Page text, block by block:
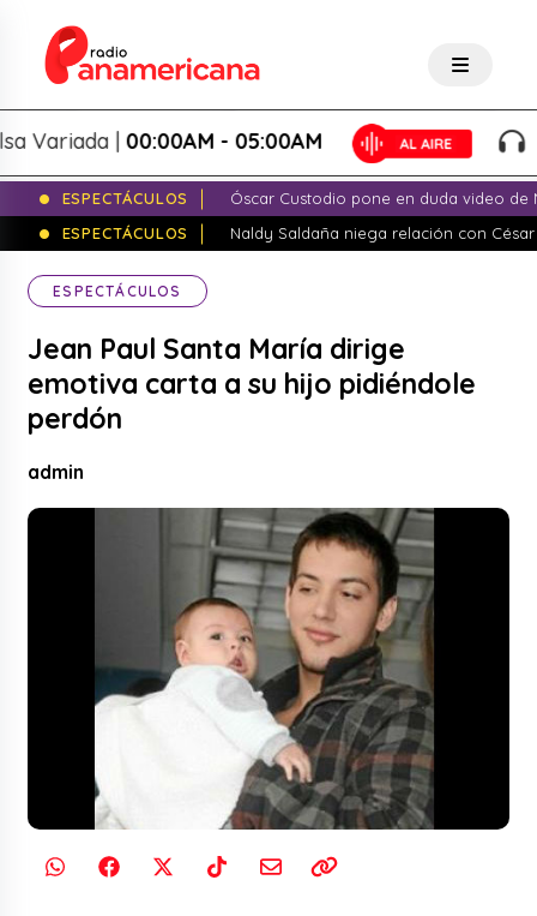
|00:00AM - 05:00AM
ESPECTÁCULOS
Óscar Custodio pone en duda video de
ESPECTÁCULOS
Naldy Saldaña niega relación con
ESPECTÁCULOS
Jean Paul Santa María dirige
emotiva carta a su hijo pidiéndole
perdón
admin